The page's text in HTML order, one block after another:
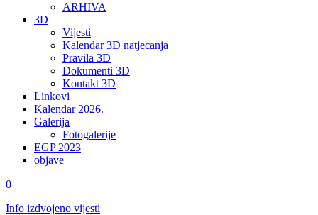
ARHIVA
3D
Vijesti
Kalendar 3D natjecanja
Pravila 3D
Dokumenti 3D
Kontakt 3D
Linkovi
Kalendar 2026.
Galerija
Fotogalerije
EGP 2023
objave
0
Info izdvojeno vijesti